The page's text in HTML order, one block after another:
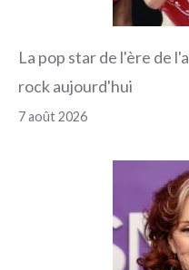
La pop star de l'ère de
rock aujourd'hui
7 août 2026